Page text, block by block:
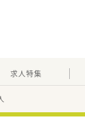
求人特集